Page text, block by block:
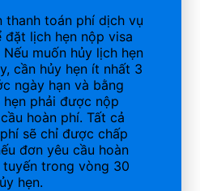
toán phí dịch vụ
đặt lịch hẹn nộp visa
muốn hủy lịch hẹn
cần hủy hẹn ít nhất 3
ngày hạn và bằng
phải được nộp
hoàn phí. Tất cả
sẽ chỉ được chấp
đơn yêu cầu hoàn
trong vòng 30
hẹn.